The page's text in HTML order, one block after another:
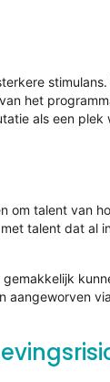
het
als een plek
om talent van
talent dat al